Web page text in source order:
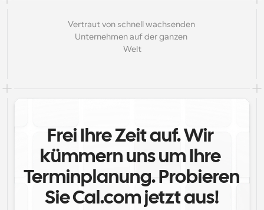
Vertraut von schnell wachsenden
Unternehmen auf der ganzen
Welt
Frei Ihre Zeit auf. Wir
kümmern uns um Ihre
Terminplanung. Probieren
Sie Cal.com jetzt aus!